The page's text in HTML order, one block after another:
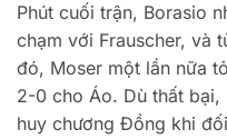
Phút cuối trận, Borasio
chạm với Frauscher, và
đó, Moser một lần nữa
2-0 cho Áo. Dù thất bại,
huy chương Đồng khi